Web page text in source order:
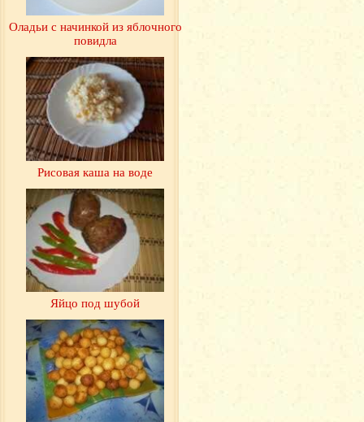
Оладьи с начинкой из яблочного
повидла
Рисовая каша на воде
Яйцо под шубой